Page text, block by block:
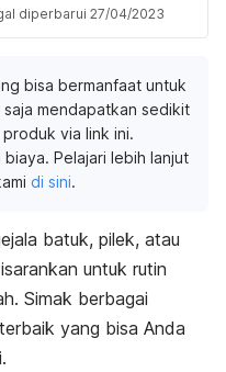
diperbarui 27/04/2023
bisa bermanfaat untuk
mendapatkan sedikit
via link ini.
Pelajari lebih lanjut
di sini.
batuk, pilek, atau
untuk rutin
Simak berbagai
terbaik yang bisa Anda